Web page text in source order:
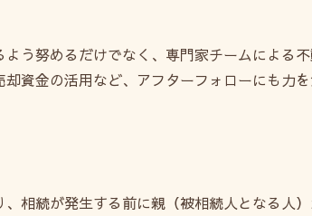
う努めるだけでなく、専門家チームによる
資金の活用など、アフターフォローにも力を
相続が発生する前に親（被相続人となる人